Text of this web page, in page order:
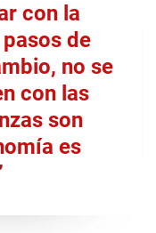
con la
de
no se
con las
son
es